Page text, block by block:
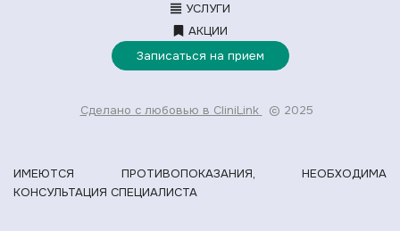
УСЛУГИ
АКЦИИ
Записаться на прием
Сделано с любовью в CliniLink © 2025
ИМЕЮТСЯ ПРОТИВОПОКАЗАНИЯ, НЕОБХОДИМА
КОНСУЛЬТАЦИЯ СПЕЦИАЛИСТА